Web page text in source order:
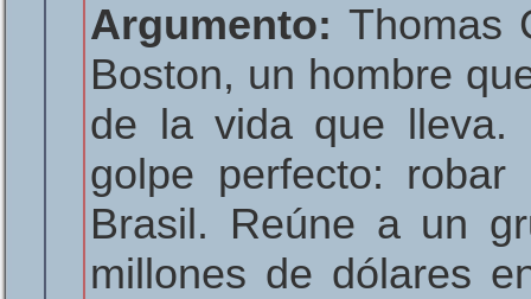
Argumento: Thomas
Boston, un hombre
de la vida que lleva.
golpe perfecto:
Brasil. Reúne a un
millones de dólares